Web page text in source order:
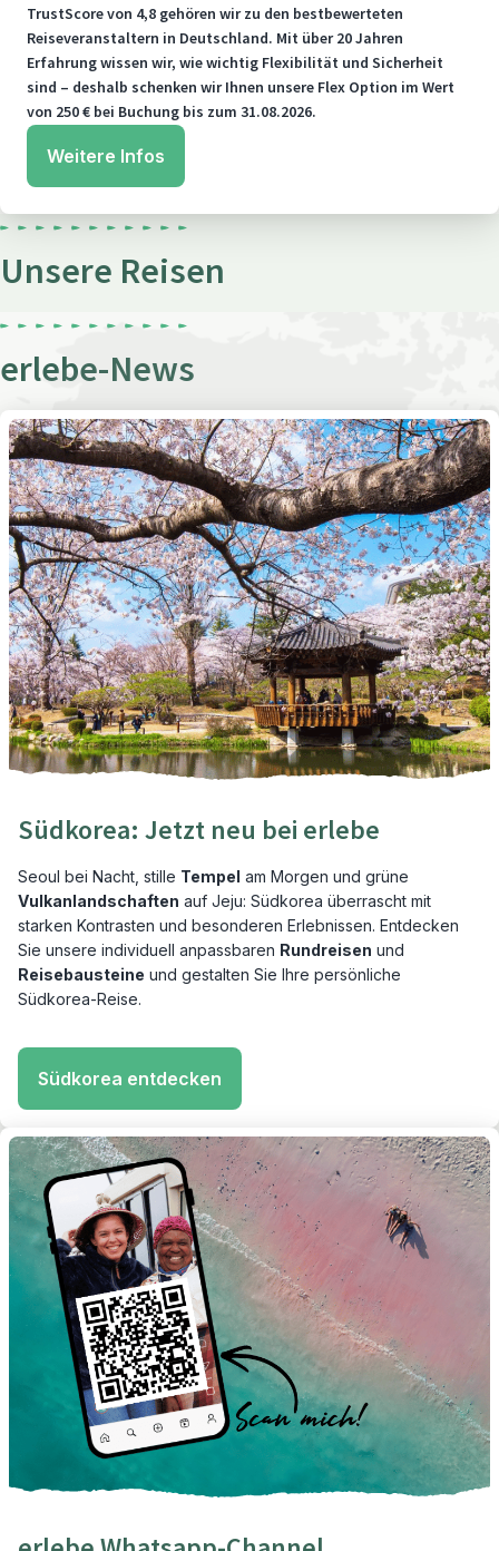
TrustScore von 4,8 gehören wir zu den bestbewerteten
Reiseveranstaltern in Deutschland. Mit über 20 Jahren
Erfahrung wissen wir, wie wichtig Flexibilität und Sicherheit
sind – deshalb schenken wir Ihnen unsere Flex Option im Wert
von 250 € bei Buchung bis zum 31.08.2026.
Weitere Infos
Unsere Reisen
Entdecken Sie die Welt mit
Unsere 70 Reiseziele
erlebe-News
Südkorea: Jetzt neu bei erlebe
Seoul bei Nacht, stille Tempel am Morgen und grüne
Vulkanlandschaften auf Jeju: Südkorea überrascht mit
starken Kontrasten und besonderen Erlebnissen. Entdecken
Sie unsere individuell anpassbaren Rundreisen und
Reisebausteine und gestalten Sie Ihre persönliche
Südkorea-Reise.
Südkorea entdecken